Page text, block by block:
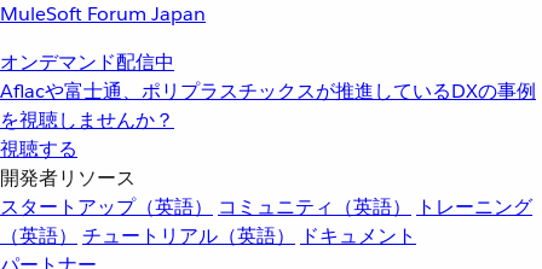
MuleSoft Forum Japan
オンデマンド配信中
Aflacや富士通、ポリプラスチックスが推進しているDXの事例
を視聴しませんか？
視聴する
開発者リソース
スタートアップ（英語）
コミュニティ（英語）
トレーニング
（英語）
チュートリアル（英語）
ドキュメント